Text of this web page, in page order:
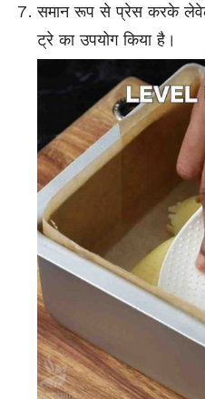
समान रूप से प्रेस करके
ट्रे का उपयोग किया है।